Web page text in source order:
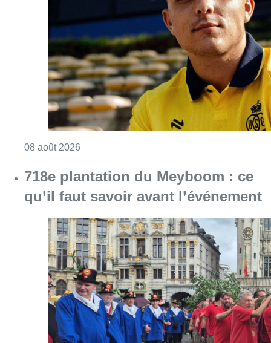
08 août 2026
718e plantation du Meyboom : ce
qu’il faut savoir avant l’événement